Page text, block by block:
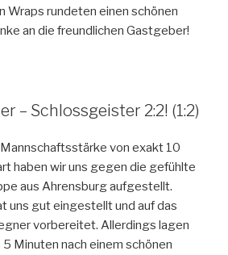
Wraps rundeten einen schönen
an die freundlichen Gastgeber!
– Schlossgeister 2:2! (1:2)
von exakt 10
haben wir uns gegen die gefühlte
aus Ahrensburg aufgestellt.
uns gut eingestellt und auf das
vorbereitet. Allerdings lagen
Minuten nach einem schönen